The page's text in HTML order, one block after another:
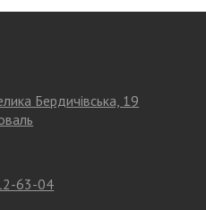
Бердичівська, 19
63-04